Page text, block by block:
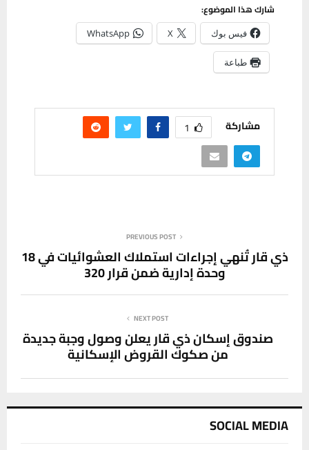
شارك هذا الموضوع:
فيس بوك X
WhatsApp
طباعة
مشاركة 1
PREVIOUS POST
ذي قار تُنهي إجراءات استملاك العشوائيات في 18
وحدة إدارية ضمن قرار 320
NEXT POST
صندوق إسكان ذي قار يعلن وصول وجبة جديدة
من صكوك القروض الإسكانية
SOCIAL MEDIA